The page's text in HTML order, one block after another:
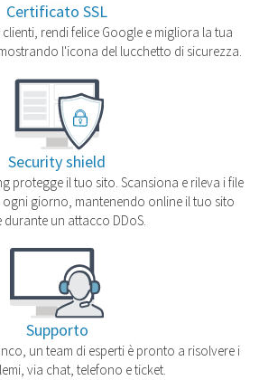
Certificato SSL
rendi felice Google e migliora la tua
l'icona del lucchetto di sicurezza.
Security shield
protegge il tuo sito. Scansiona e rileva i file
ogni giorno, mantenendo online il tuo sito
durante un attacco DDoS.
Supporto
un team di esperti è pronto a risolvere i
via chat, telefono e ticket.